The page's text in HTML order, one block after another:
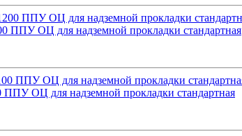
ППУ ОЦ для надземной прокладки стандартная
ППУ ОЦ для надземной прокладки стандартная